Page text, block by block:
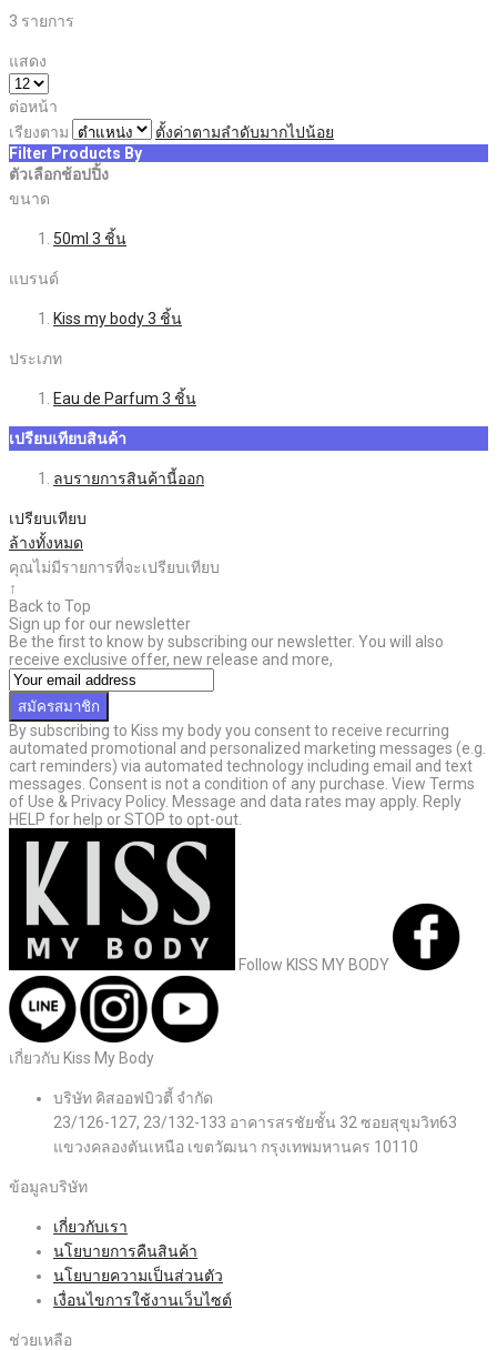
3 รายการ
แสดง
ต่อหน้า
เรียงตาม
ตั้งค่าตามลำดับมากไปน้อย
Filter Products By
ตัวเลือกช้อปปิ้ง
ขนาด
50ml 3 ชิ้น
แบรนด์
Kiss my body3 ชิ้น
ประเภท
Eau de Parfum 3 ชิ้น
เปรียบเทียบสินค้า
ลบรายการสินค้านี้ออก
เปรียบเทียบ
ล้างทั้งหมด
คุณไม่มีรายการที่จะเปรียบเทียบ
↑
Back to Top
Sign up for our newsletter
Be the first to know by subscribing our newsletter. You will also
receive exclusive offer, new release and more,
สมัครสมาชิก
By subscribing to Kiss my body you consent to receive recurring
automated promotional and personalized marketing messages (e.g.
cart reminders) via automated technology including email and text
messages. Consent is not a condition of any purchase. View Terms
of Use & Privacy Policy. Message and data rates may apply. Reply
HELP for help or STOP to opt-out.
Follow KISS MY BODY
เกี่ยวกับ Kiss My Body
บริษัท คิสออฟบิวตี้ จำกัด
23/126-127, 23/132-133 อาคารสรชัยชั้น 32 ซอยสุขุมวิท63
แขวงคลองตันเหนือ เขตวัฒนา กรุงเทพมหานคร 10110
ข้อมูลบริษัท
เกี่ยวกับเรา
นโยบายการคืนสินค้า
นโยบายความเป็นส่วนตัว
เงื่อนไขการใช้งานเว็บไซต์
ช่วยเหลือ